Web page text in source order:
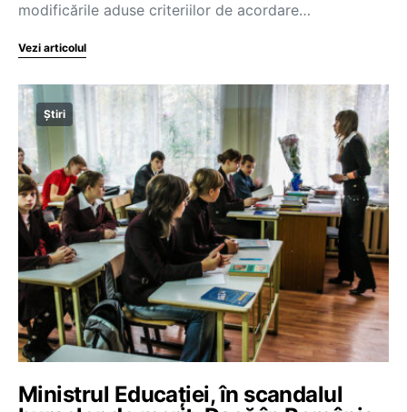
modificările aduse criteriilor de acordare…
Vezi articolul
Știri
Ministrul Educației, în scandalul